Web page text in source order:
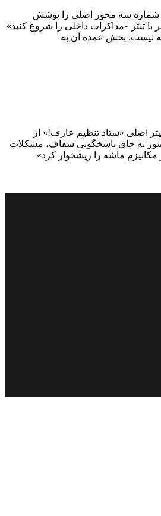
و سیاسی داخلی دارد. این شماره سه محور اصلی را پوشش
تیتر «مذاکرات داخلی را شروع کنید»
نیست. بخش عمده آن به
غذایی تیتر اصلی «ستاد تنظیم عارف!» از
به جای پاسخگویی شفاف، مشکلات
ماشه را ریشخوار کرد»